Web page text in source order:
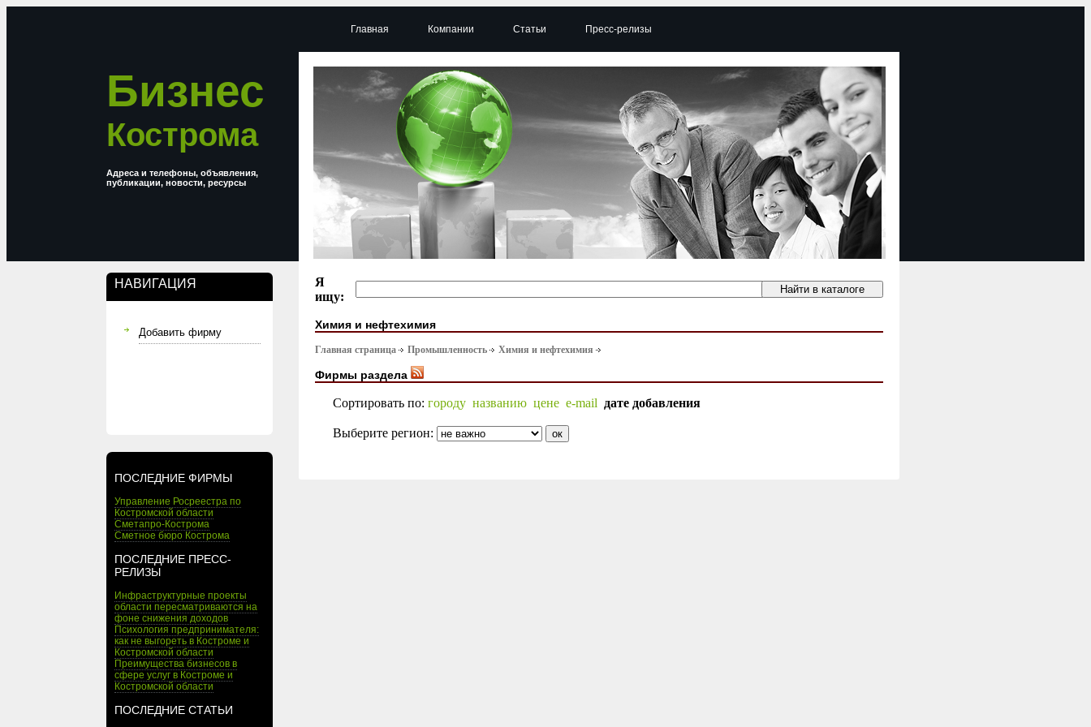
Бизнес
Кострома
Адреса и телефоны, объявления,
публикации, новости, ресурсы
НАВИГАЦИЯ
Добавить фирму
ПОСЛЕДНИЕ ФИРМЫ
Управление Росреестра по
Костромской области
Сметапро-Кострома
Сметное бюро Кострома
ПОСЛЕДНИЕ ПРЕСС-
РЕЛИЗЫ
Инфраструктурные проекты
области пересматриваются на
фоне снижения доходов
Психология предпринимателя:
как не выгореть в Костроме и
Костромской области
Преимущества бизнесов в
сфере услуг в Костроме и
Костромской области
ПОСЛЕДНИЕ СТАТЬИ
Главная Компании Статьи Пресс-релизы
Я
ищу:
Химия и нефтехимия
Главная страница Промышленность Химия и нефтехимия
Фирмы раздела
Сортировать по: городу названию цене e-mail дате добавления
Выберите регион: